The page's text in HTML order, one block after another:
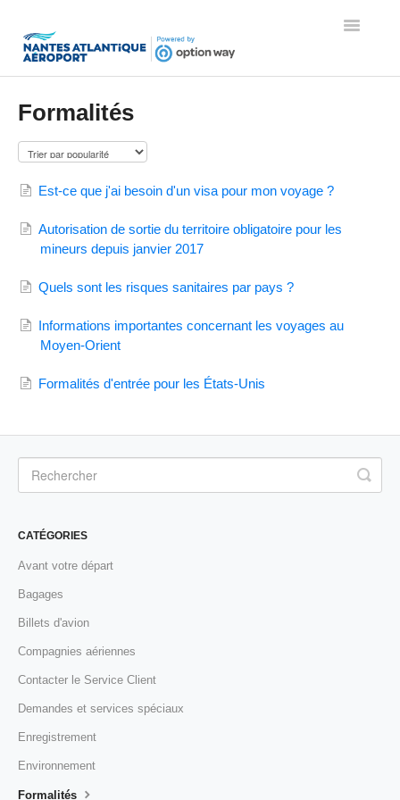
Toggle
Formalités
Est-ce que j'ai besoin d'un visa pour mon voyage ?
Autorisation de sortie du territoire obligatoire pour les
mineurs depuis janvier 2017
Quels sont les risques sanitaires par pays ?
Informations importantes concernant les voyages au
Moyen-Orient
Formalités d'entrée pour les États-Unis
CATÉGORIES
Avant votre départ
Bagages
Billets d'avion
Compagnies aériennes
Contacter le Service Client
Demandes et services spéciaux
Enregistrement
Environnement
Formalités